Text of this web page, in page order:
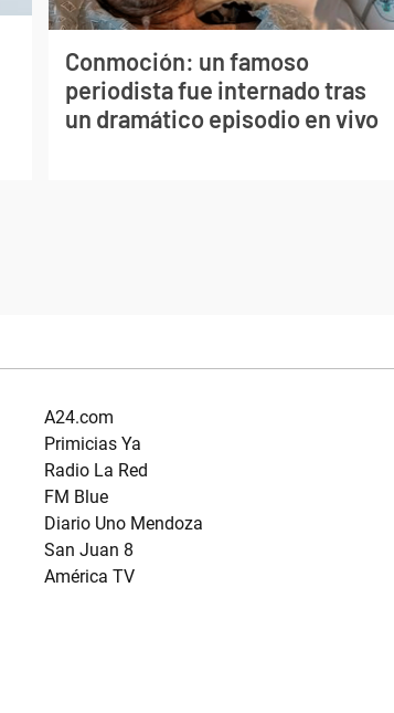
Conmoción: un famoso
periodista fue internado tras
un dramático episodio en vivo
A24.com
Primicias Ya
Radio La Red
FM Blue
Diario Uno Mendoza
San Juan 8
América TV